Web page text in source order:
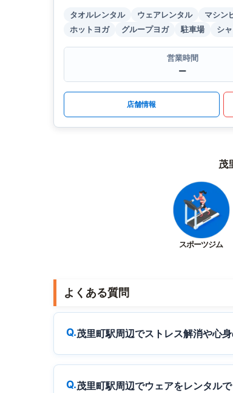
タオルレンタル ウェアレンタル マシン
ホットヨガ
グループヨガ 駐車場 シ
営業時間
ー
店舗情報
茂
スポーツジム
よくある質問
茂里町駅周辺でストレス解消や心
茂里町駅周辺でウェアをレンタル